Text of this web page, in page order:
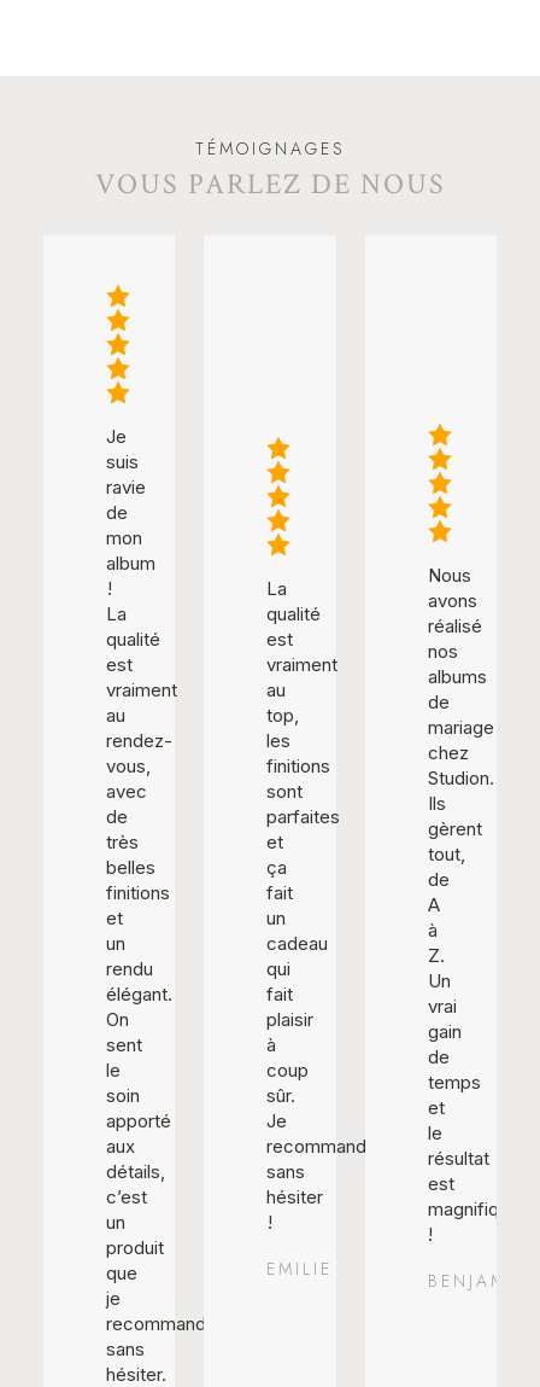
TÉMOIGNAGES
VOUS PARLEZ DE NOUS
Je
suis
ravie
de
mon
album
!
La
qualité
est
vraiment
au
rendez-
vous,
avec
de
très
belles
finitions
et
un
rendu
élégant.
On
sent
le
soin
apporté
aux
détails,
c’est
un
produit
que
je
recommande
sans
hésiter.
La
qualité
est
vraiment
au
top,
les
finitions
sont
parfaites
et
ça
fait
un
cadeau
qui
fait
plaisir
à
coup
sûr.
Je
recommande
sans
hésiter
!
EMILIE
Nous
avons
réalisé
nos
albums
de
mariage
chez
Studion.
Ils
gèrent
tout,
de
A
à
Z.
Un
vrai
gain
de
temps
et
le
résultat
est
magnifique
!
BENJAMIN